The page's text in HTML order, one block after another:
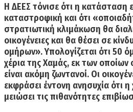
Η ΔΕΕΣ τόνισε ότι η κατάσταση
καταστροφική και ότι
στρατιωτική κλιμάκωση θα
οικογένειες και θα θέσει σε
ομήρων». Υπολογίζεται ότι 50
χέρια της Χαμάς, εκ των οποίων
είναι ακόμη ζωντανοί. Οι
εκφράσει έντονη ανησυχία ότι
μειώσει τις πιθανότητες